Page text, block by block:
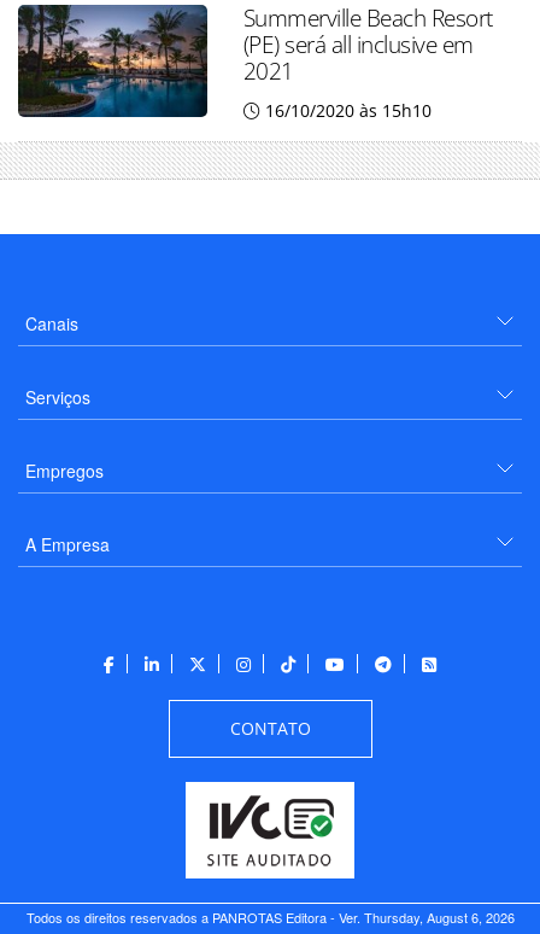
Summerville Beach Resort
(PE) será all inclusive em
2021
16/10/2020 às 15h10
Canais
Serviços
Empregos
A Empresa
CONTATO
Todos os direitos reservados a PANROTAS Editora - Ver. Thursday, August 6, 2026